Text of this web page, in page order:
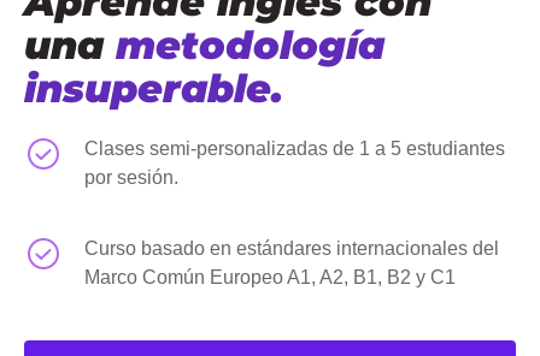
una metodología
insuperable.
Clases semi-personalizadas de 1 a 5 estudiantes
por sesión.
Curso basado en estándares internacionales del
Marco Común Europeo A1, A2, B1, B2 y C1